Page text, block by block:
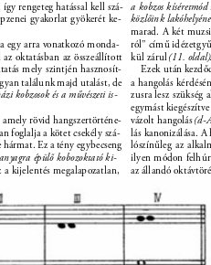
rengeteg hatással kell szá-
gyakorlat gyökerét ke-
egy arra vonatkozó monda-
oktatásban az összeállított
mely szintjén hasznosít-
találunk majd utalást, de
kobzosok és a művészeti is-
rövid hangszertörténe-
foglalja a kötet csekély szá-
Ez a tény egybecseng
épülő kobozoktató ki-
a kijelentés megalapozatlan,
a kobzos
közlőink
marad. A két
ról” című
kül zárul (11. oldal).
Ezek után
a hangolás
zusra lesz
egymást
vázolt hangolás (d-
lás kanonizálása.
lószínűleg az
ilyen módon
az állandó